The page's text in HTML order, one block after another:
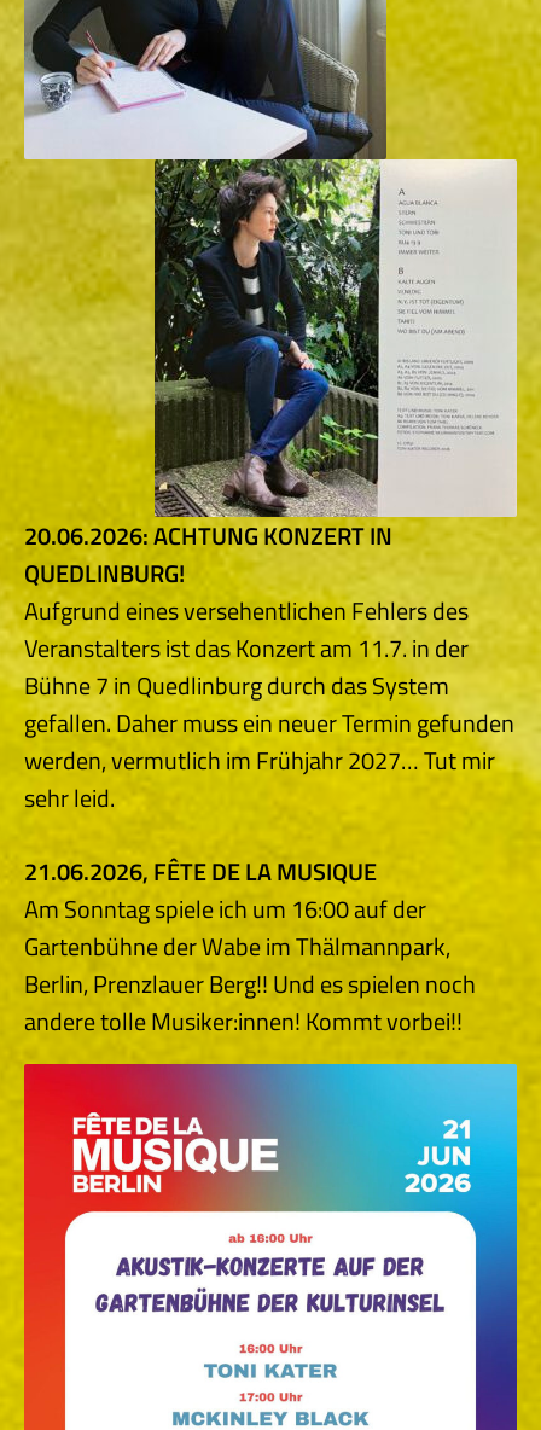
20.06.2026: ACHTUNG KONZERT IN
QUEDLINBURG!
Aufgrund eines versehentlichen Fehlers des
Veranstalters ist das Konzert am 11.7. in der
Bühne 7 in Quedlinburg durch das System
gefallen. Daher muss ein neuer Termin gefunden
werden, vermutlich im Frühjahr 2027… Tut mir
sehr leid.
21.06.2026, FÊTE DE LA MUSIQUE
Am Sonntag spiele ich um 16:00 auf der
Gartenbühne der Wabe im Thälmannpark,
Berlin, Prenzlauer Berg!! Und es spielen noch
andere tolle Musiker:innen! Kommt vorbei!!